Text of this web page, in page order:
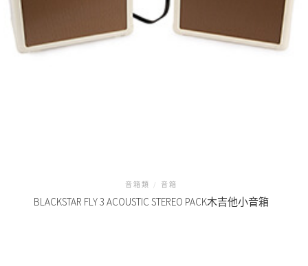
音箱類 / 音箱
BLACKSTAR FLY 3 ACOUSTIC STEREO PACK木吉他小音箱